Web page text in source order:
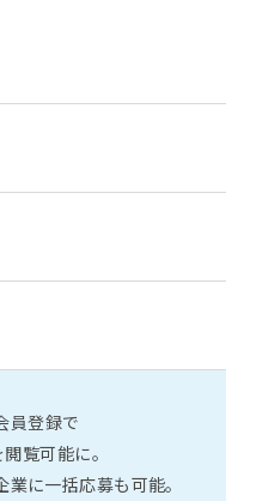
員登録で
覧可能に。
に一括応募も可能。